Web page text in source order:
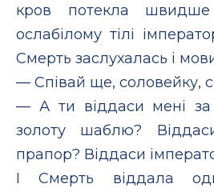
кров потекла
ослабілому тілі
Смерть заслухалась і
— Співай ще, соловейку,
— А ти віддаси мені за
золоту шаблю?
прапор? Віддаси
І Смерть віддала